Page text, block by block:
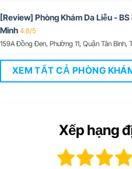
[Review] Phòng Khám Da Liễu -
Minh 4.8/5
159A Đồng Đen, Phường 11, Quận Tân Bình,
XEM TẤT CẢ PHÒNG
Xếp hạng